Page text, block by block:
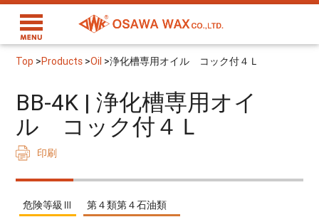
Top >Products >Oil >浄化槽専用オイル コック付４Ｌ
BB-4K | 浄化槽専用オイ
ル コック付４Ｌ
印刷
危険等級Ⅲ 第４類第４石油類